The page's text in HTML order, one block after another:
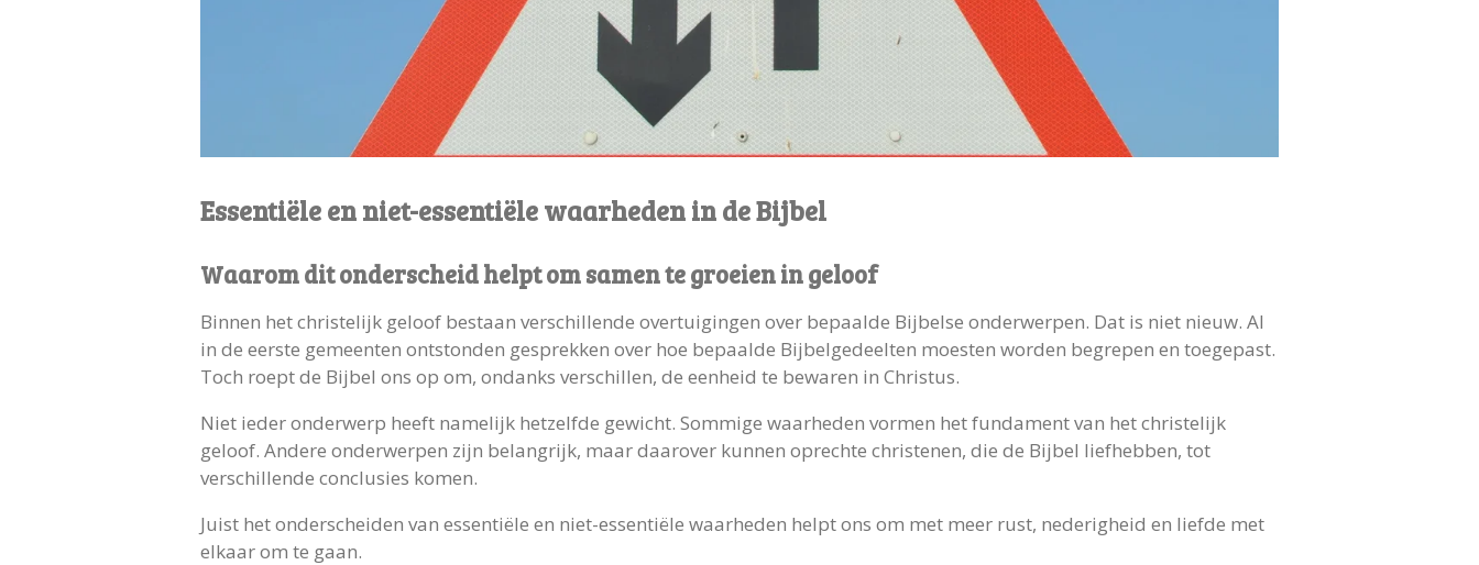
Essentiële en niet-essentiële waarheden in de Bijbel
Waarom dit onderscheid helpt om samen te groeien in geloof
Binnen het christelijk geloof bestaan verschillende overtuigingen over bepaalde Bijbelse onderwerpen. Dat is niet nieuw. Al
in de eerste gemeenten ontstonden gesprekken over hoe bepaalde Bijbelgedeelten moesten worden begrepen en toegepast.
Toch roept de Bijbel ons op om, ondanks verschillen, de eenheid te bewaren in Christus.
Niet ieder onderwerp heeft namelijk hetzelfde gewicht. Sommige waarheden vormen het fundament van het christelijk
geloof. Andere onderwerpen zijn belangrijk, maar daarover kunnen oprechte christenen, die de Bijbel liefhebben, tot
verschillende conclusies komen.
Juist het onderscheiden van essentiële en niet-essentiële waarheden helpt ons om met meer rust, nederigheid en liefde met
elkaar om te gaan.